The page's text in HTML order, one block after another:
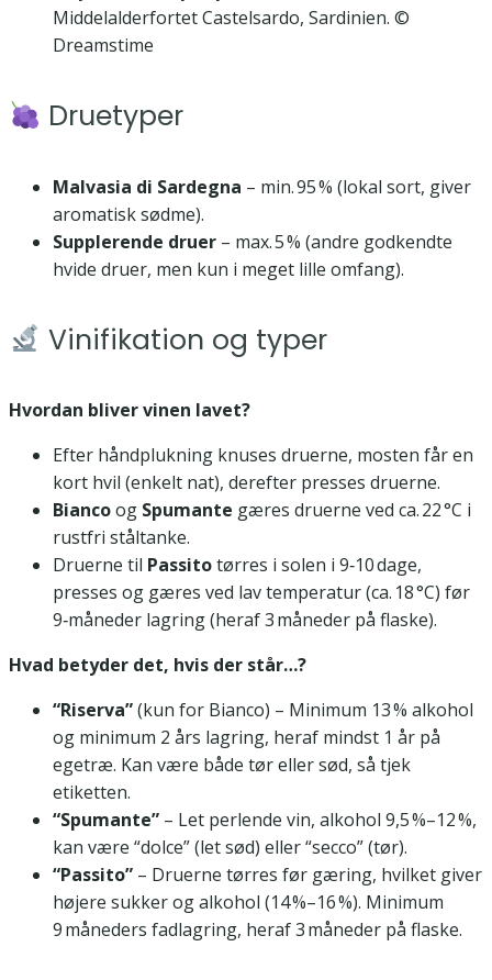
Middelalderfortet Castelsardo, Sardinien. ©
Dreamstime
Druetyper
Malvasia di Sardegna – min. 95 % (lokal sort, giver
aromatisk sødme).
Supplerende druer – max. 5 % (andre godkendte
hvide druer, men kun i meget lille omfang).
Vinifikation og typer
Hvordan bliver vinen lavet?
Efter håndplukning knuses druerne, mosten får en
kort hvil (enkelt nat), derefter presses druerne.
Biancoog Spumante gæres druerne ved ca. 22 °C i
rustfri ståltanke.
Druerne til Passitotørres i solen i 9‑10 dage,
presses og gæres ved lav temperatur (ca. 18 °C) før
9‑måneder lagring (heraf 3 måneder på flaske).
Hvad betyder det, hvis der står…?
“Riserva”(kun for Bianco) – Minimum 13 % alkohol
og minimum 2 års lagring, heraf mindst 1 år på
egetræ. Kan være både tør eller sød, så tjek
etiketten.
“Spumante” – Let perlende vin, alkohol 9,5 %–12 %,
kan være “dolce” (let sød) eller “secco” (tør).
“Passito” – Druerne tørres før gæring, hvilket giver
højere sukker og alkohol (14 %–16 %). Minimum
9 måneders fadlagring, heraf 3 måneder på flaske.